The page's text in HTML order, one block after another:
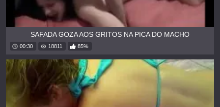
SAFADA GOZA AOS GRITOS NA PICA DO MACHO
00:30 18811 85%